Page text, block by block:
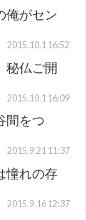
俺がセン
2015.10.1 16:52
秘仏ご開
2015.10.1 16:09
間をつ
2015.9.21 11:37
憧れの存
2015.9.16 12:37